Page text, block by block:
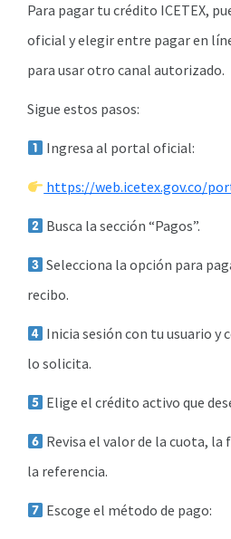
Para pagar tu crédito ICETEX,
oficial y elegir entre pagar en
para usar otro canal autorizado.
Sigue estos pasos:
Ingresa al portal oficial:
https://web.icetex.gov.co/
Busca la sección “Pagos”.
Selecciona la opción para
recibo.
Inicia sesión con tu usuario y
lo solicita.
Elige el crédito activo que
Revisa el valor de la cuota, la
la referencia.
Escoge el método de pago: